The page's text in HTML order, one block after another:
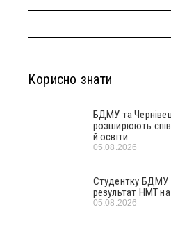
Корисно знати
БДМУ та
розширюють
й освіти
05.08.2026
Студентку БДМУ
результат НМТ на
05.08.2026